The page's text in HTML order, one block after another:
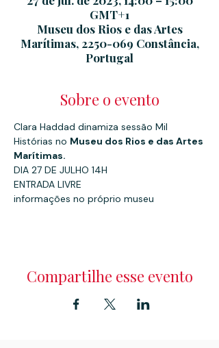
GMT+1
Museu dos Rios e das Artes
Marítimas, 2250-069 Constância,
Portugal
Sobre o evento
Clara Haddad dinamiza sessão Mil
Histórias no Museu dos Rios e das Artes
Marítimas.
DIA 27 DE JULHO 14H
ENTRADA LIVRE
informações no próprio museu
Compartilhe esse evento